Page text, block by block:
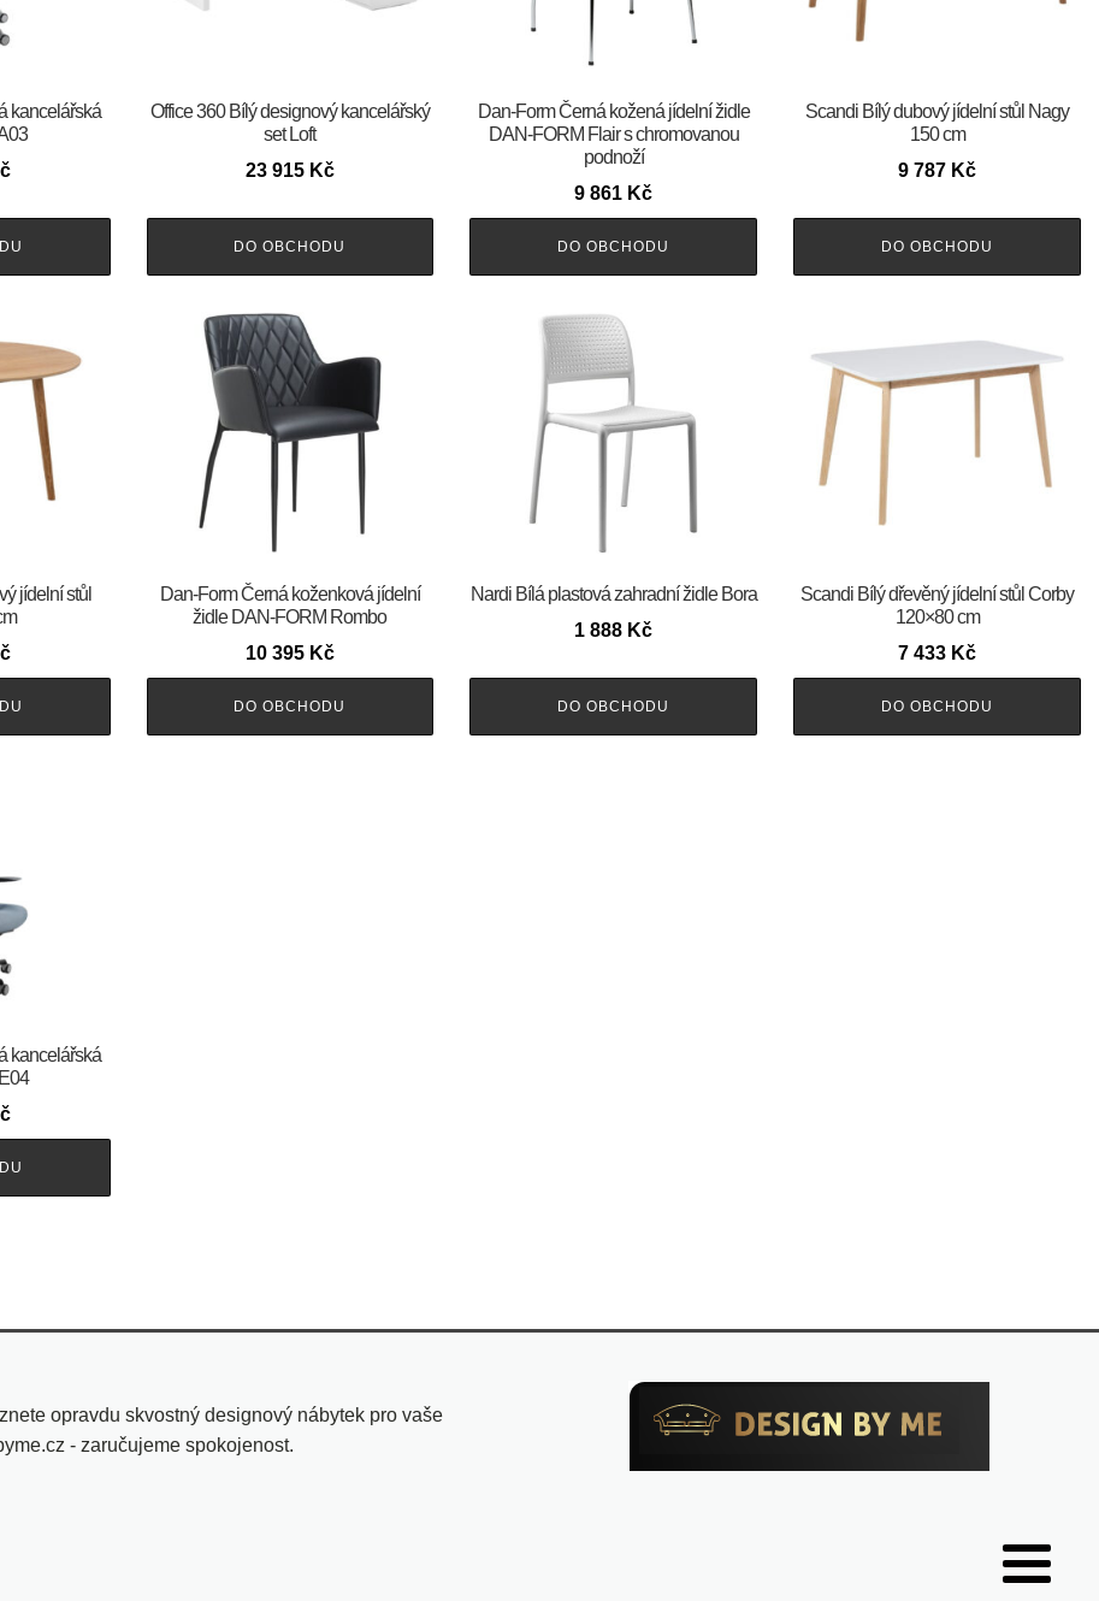
kancelářská
Office 360 Bílý designový kancelářský
set Loft
23 915 Kč
DO OBCHODU
​​​​​Dan-Form Černá kožená jídelní židle
DAN-FORM Flair s chromovanou
podnoží
9 861 Kč
DO OBCHODU
Scandi Bílý dubový jídelní stůl Nagy
150 cm
9 787 Kč
DO OBCHODU
jídelní stůl
​​​​​Dan-Form Černá koženková jídelní
židle DAN-FORM Rombo
10 395 Kč
DO OBCHODU
Nardi Bílá plastová zahradní židle Bora
1 888 Kč
DO OBCHODU
Scandi Bílý dřevěný jídelní stůl Corby
120×80 cm
7 433 Kč
DO OBCHODU
kancelářská
opravdu skvostný designový nábytek pro vaše
- zaručujeme spokojenost.